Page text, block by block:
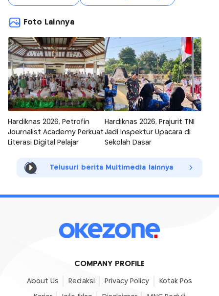
Foto Lainnya
Hardiknas 2026, Petrofin
Journalist Academy Perkuat
Literasi Digital Pelajar
Hardiknas 2026, Prajurit TNI
Jadi Inspektur Upacara di
Sekolah Dasar
Telusuri berita Multimedia lainnya
COMPANY PROFILE
About Us Redaksi Privacy Policy Kotak Pos